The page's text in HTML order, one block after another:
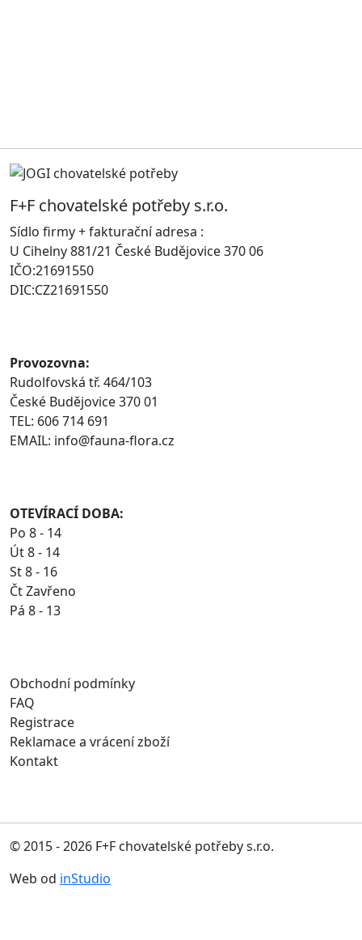
F+F chovatelské potřeby s.r.o.
Sídlo firmy + fakturační adresa :
U Cihelny 881/21 České Budějovice 370 06
IČO:21691550
DIC:CZ21691550
Provozovna:
Rudolfovská tř. 464/103
České Budějovice 370 01
TEL: 606 714 691
EMAIL: info@fauna-flora.cz
OTEVÍRACÍ DOBA:
Po 8 - 14
Út 8 - 14
St 8 - 16
Čt Zavřeno
Pá 8 - 13
Obchodní podmínky
FAQ
Registrace
Reklamace a vrácení zboží
Kontakt
© 2015 - 2026 F+F chovatelské potřeby s.r.o.
Web od inStudio